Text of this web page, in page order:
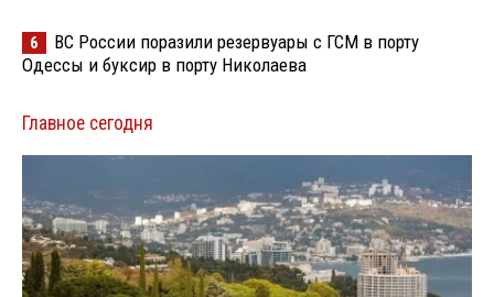
6
ВС России поразили резервуары с ГСМ в порту
Одессы и буксир в порту Николаева
Главное сегодня